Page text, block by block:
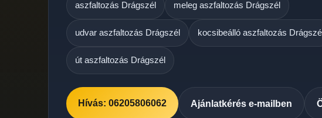
aszfaltozás Drágszél meleg aszfaltozás Drágszél
udvar aszfaltozás Drágszél kocsibeálló aszfaltozás Drágszél
út aszfaltozás Drágszél
Hívás: 06205806062 Ajánlatkérés e-mailben